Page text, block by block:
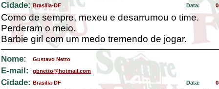
Cidade: Brasilia-DF Data:
Como de sempre, mexeu e desarrumou o time.
Perderam o meio.
Barbie girl com um medo tremendo de jogar.
Nome: Gustavo Netto
E-mail: gbnetto@hotmail.com
Cidade: Brasilia-DF Data: